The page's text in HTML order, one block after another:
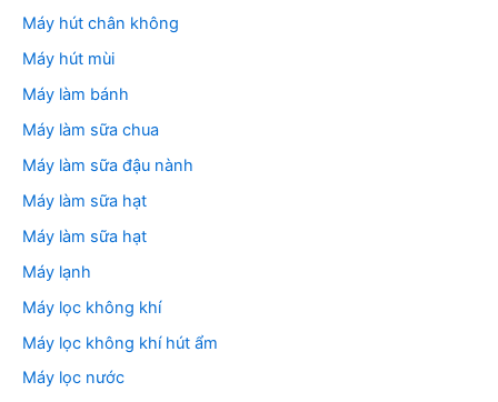
Máy hút chân không
Máy hút mùi
Máy làm bánh
Máy làm sữa chua
Máy làm sữa đậu nành
Máy làm sữa hạt
Máy làm sữa hạt
Máy lạnh
Máy lọc không khí
Máy lọc không khí hút ẩm
Máy lọc nước